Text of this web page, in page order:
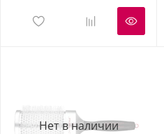
Нет в наличии